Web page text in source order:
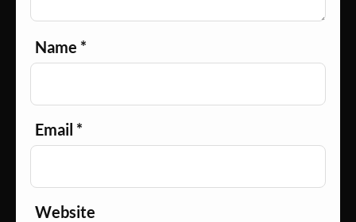
Name *
Email *
Website